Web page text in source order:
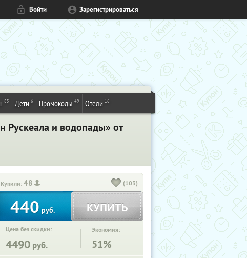
Войти Зарегистрироваться
85 Дети 6 Промокоды 49 Отели 16
и водопады» от
Купили:48 (103)
440 руб. КУПИТЬ
Цена без скидки:
4490 руб.
Экономия:
51%